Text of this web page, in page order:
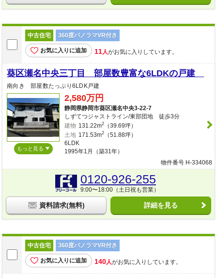
中古住宅 360度パノラマVR付き
お気に入りに追加 11人がお気に入りしています。
葵区瀬名中央三丁目 部屋数豊富な6LDKの戸建
南向き 部屋数たっぷり6LDK戸建
もっと見る
2,580万円
静岡県静岡市葵区瀬名中央3-22-7
しずてつジャストライン/東部団地 徒歩3分
建物 131.22m2（39.69坪）
土地 171.53m2（51.88坪）
6LDK
1995年1月（築31年）
物件番号 H-334068
0120-926-255
9:00〜18:00（土日祝も営業）
資料請求(無料) 詳細を見る
中古住宅 360度パノラマVR付き
お気に入りに追加 140人がお気に入りしています。